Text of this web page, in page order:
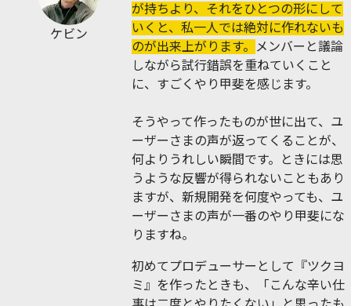
ケビン
が持ちより、それをひとつの形にして
いくと、私一人では絶対に作れないも
のが出来上がります。
メンバーと議論
しながら試行錯誤を重ねていくこと
に、すごくやり甲斐を感じます。
そうやって作ったものが世に出て、ユ
ーザーさまの声が返ってくることが、
何よりうれしい瞬間です。ときには思
うような反響が得られないこともあり
ますが、新規開発を何度やっても、ユ
ーザーさまの声が一番のやり甲斐にな
りますね。
初めてプロデューサーとして『ツクヨ
ミ』を作ったときも、「こんな辛い仕